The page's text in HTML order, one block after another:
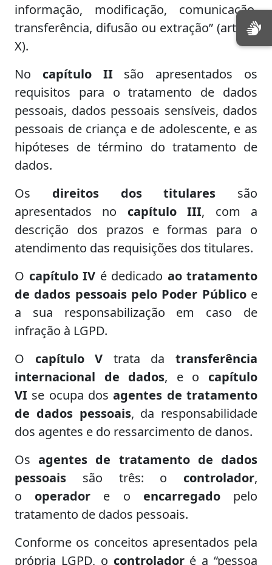
informação, modificação, comunicação,
transferência, difusão ou extração” (art. 5º,
X).
No capítulo IIsão apresentados os
requisitos para o tratamento de dados
pessoais, dados pessoais sensíveis, dados
pessoais de criança e de adolescente, e as
hipóteses de término do tratamento de
dados.
Os direitos dos titulares são
apresentados no capítulo III, com a
descrição dos prazos e formas para o
atendimento das requisições dos titulares.
O capítulo IV é dedicado ao tratamento
de dados pessoais pelo Poder Públicoe
a sua responsabilização em caso de
infração à LGPD.
O capítulo V trata datransferência
internacional de dados, e o capítulo
VI se ocupa dosagentes de tratamento
de dados pessoais, da responsabilidade
dos agentes e do ressarcimento de danos.
Osagentes de tratamento de dados
pessoais são três: o controlador,
o operador e o encarregadopelo
tratamento de dados pessoais.
Conforme os conceitos apresentados pela
própria LGPD, o controladoré a “pessoa